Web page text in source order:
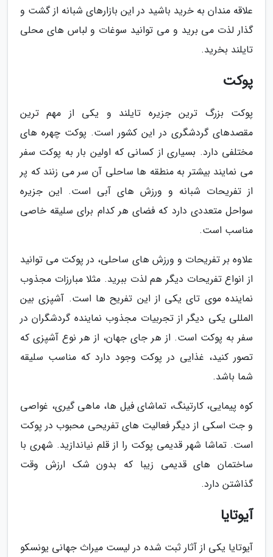
علاقه مندان به خرید باشید در این بازارهای شبانه از گشت و
گذار لذت می برید و می توانید سوغات و لباس های محلی
تایلند بخرید.
پوکت
پوکت بزرگ ترین جزیره تایلند و یکی از مهم ترین
مقصدهای گردشگری در این کشور است. پوکت چهره های
مختلفی دارد. بسیاری از کسانی که اولین بار به پوکت سفر
می نمایند بیشتر به منطقه ها ساحلی آن سر می زنند که پر
از تفریحات شبانه و ورزش های آبی است. این جزیره
سواحل متعددی دارد که فضای هر کدام برای سلیقه خاصی
مناسب است.
علاوه بر تفریحات و ورزش های ساحلی، در پوکت می توانید
از انواع تفریحات دیگر هم لذت ببرید. مثلا مبارزات مجذوب
نماینده موی تای یکی از این تفریح ها است. آشپزی بین
المللی یکی دیگر از تجربیات مجذوب نماینده گردشگران در
سفر به پوکت است. از هر جای جهان، از هر نوع آشپزی که
تصور کنید، غذایی در پوکت وجود دارد که مناسب سلیقه
شما باشد.
کوه پیمایی، کارتینگ، تماشای فیل ها، ماهی گیری، غواصی
و جت اسکی از دیگر فعالیت های تفریحی محبوب در پوکت
است. تماشا شهر قدیمی پوکت را از قلم نیاندازید. شهری با
ساختمان های قدیمی زیبا که بدون شک ارزش وقت
گذاشتن دارد.
آیوتایا
آیوتایا یکی از آثار ثبت شده در لیست میراث جهانی یونسکو